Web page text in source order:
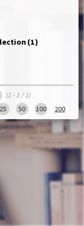
(1)
(1 - 1 / 1)
25 50 100 200